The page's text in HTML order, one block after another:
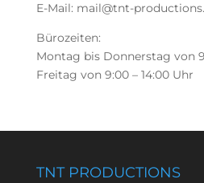
E-Mail: mail@tnt-
Bürozeiten:
Montag bis Donnerstag von
Freitag von 9:00 – 14:00 Uhr
TNT PRODUCTIONS